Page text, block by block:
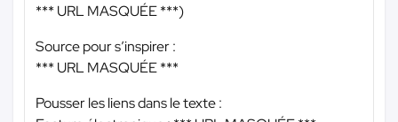
*** URL MASQUÉE ***)
Source pour s’inspirer :
*** URL MASQUÉE ***
Pousser les liens dans le texte :